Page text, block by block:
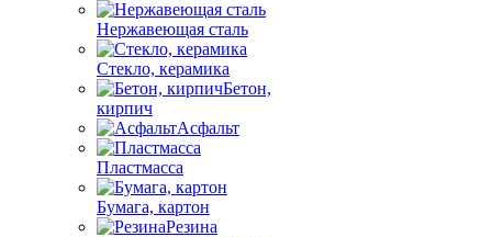
Нержавеющая сталь
Стекло, керамика
Бетон,
кирпич
Асфальт
Пластмасса
Бумага, картон
Резина